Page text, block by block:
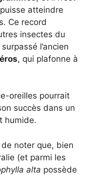
atteindre
Ce record
insectes du
surpassé l’ancien
, qui plafonne à
oreilles pourrait
succès dans un
humide.
noter que, bien
(et parmi les
alta possède